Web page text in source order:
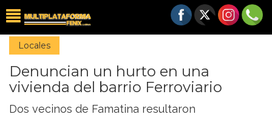
Locales
Denuncian un hurto en una
vivienda del barrio Ferroviario
Dos vecinos de Famatina resultaron